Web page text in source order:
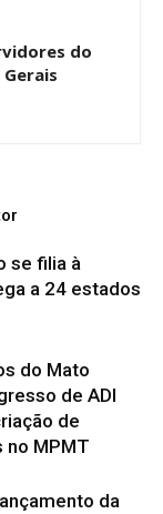
do
se filia à
a 24 estados
do Mato
de ADI
de
no MPMT
da